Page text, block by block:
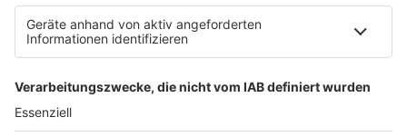
Schlagerplanetradio.com
1deutsch.de
WEIHNACHTSMUSIK.FM